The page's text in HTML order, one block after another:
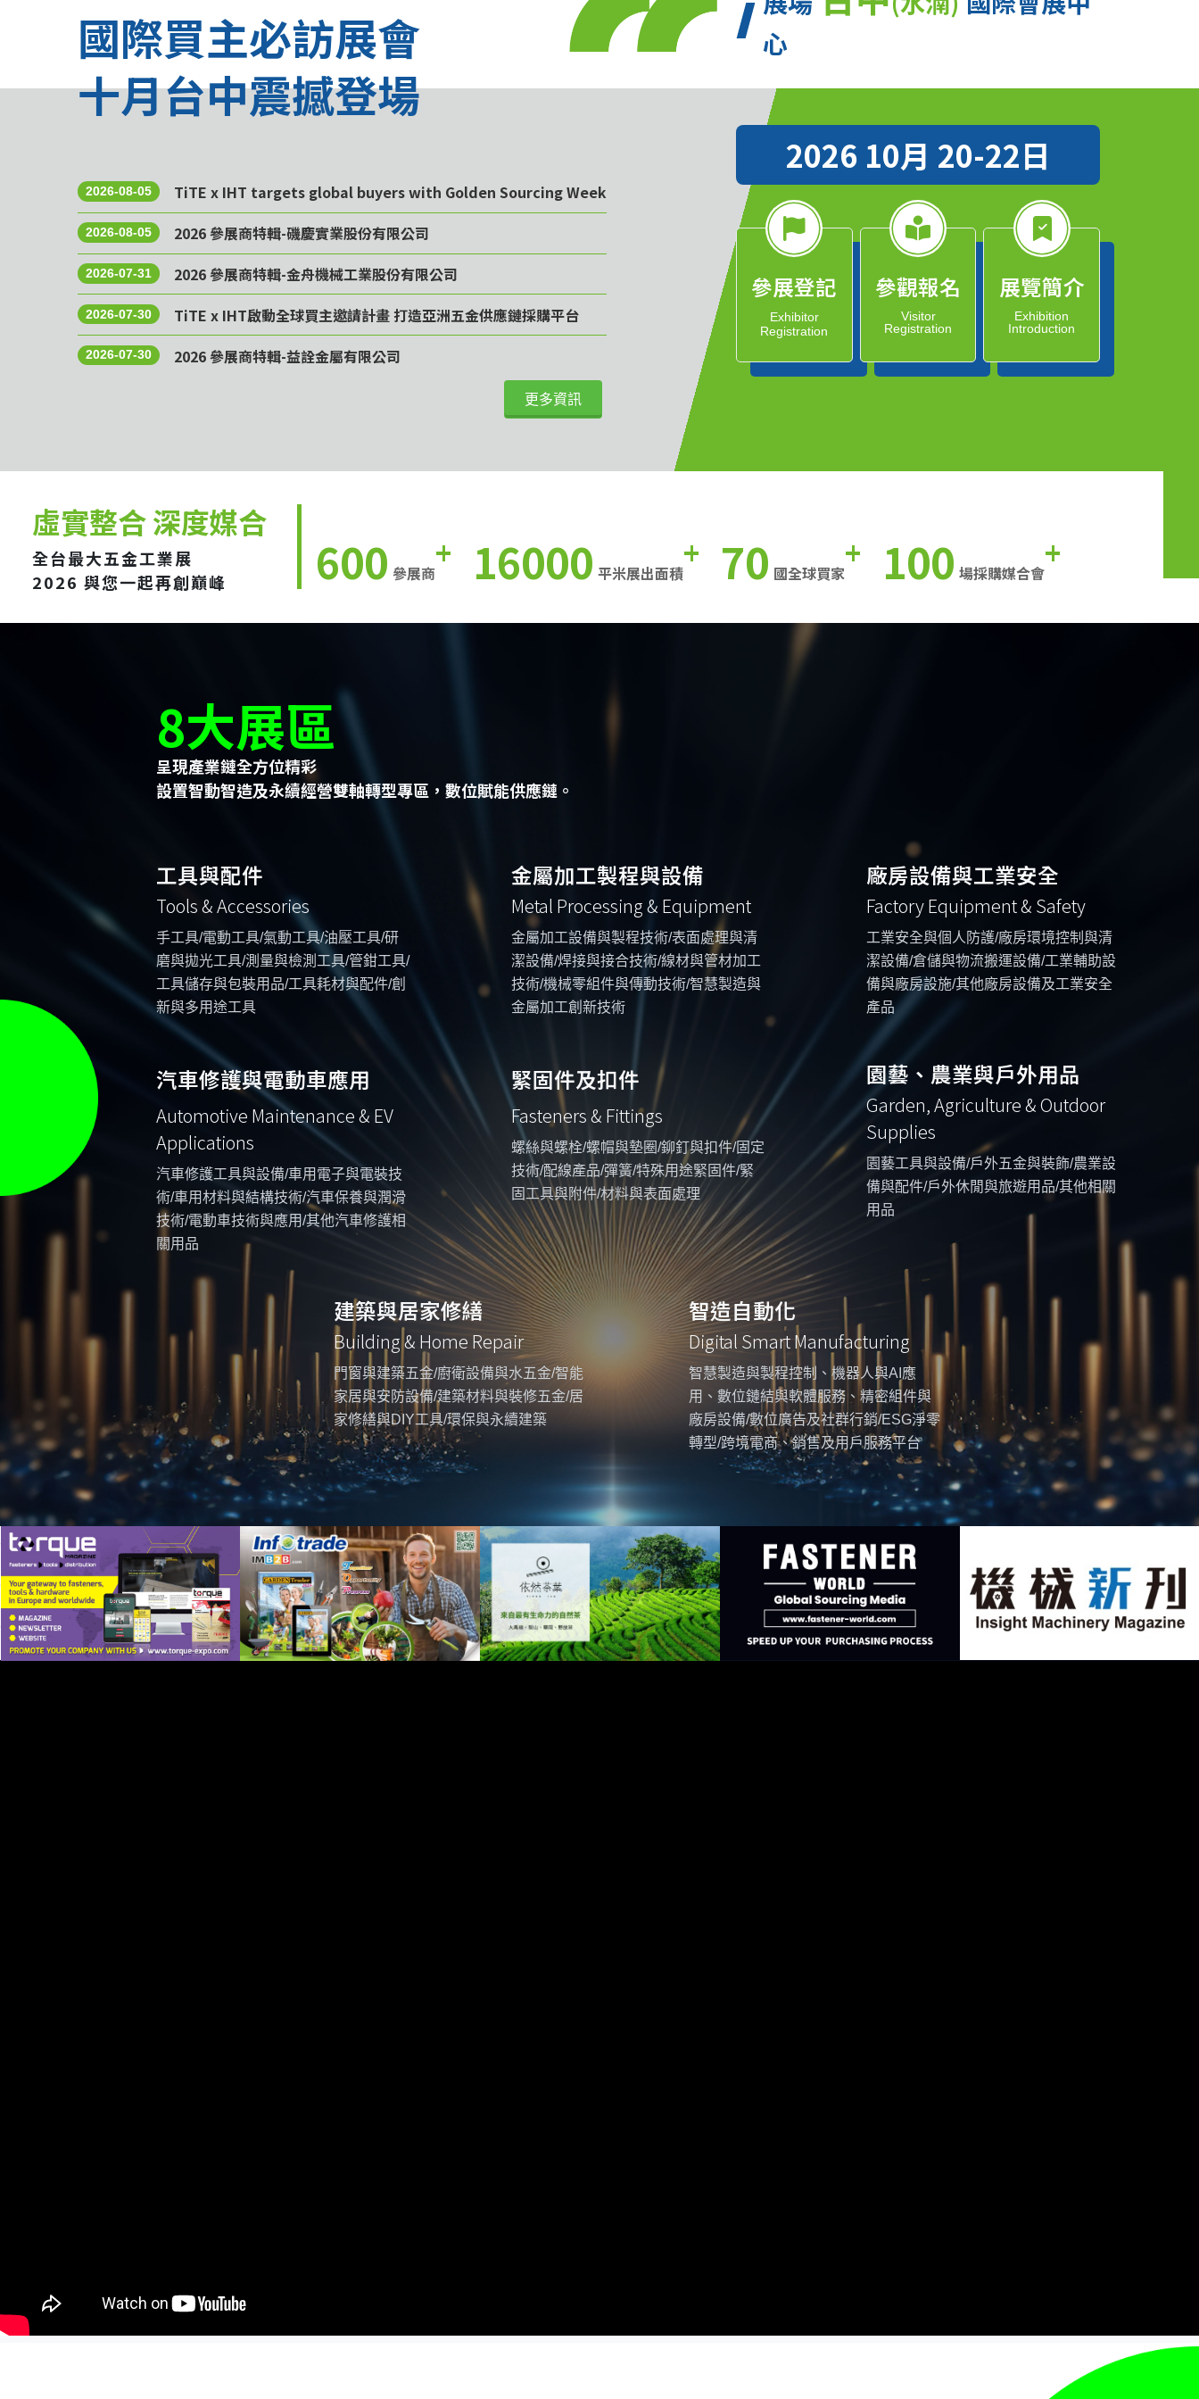
國際買主必訪展會
十月台中震撼登場
2026-08-05 TiTE x IHT targets global buyers with Golden Sourcing Week
2026-08-05 2026 參展商特輯-磯慶實業股份有限公司
2026-07-31 2026 參展商特輯-金舟機械工業股份有限公司
2026-07-30 TiTE x IHT啟動全球買主邀請計畫 打造亞洲五金供應鏈採購平台
2026-07-30 2026 參展商特輯-益詮金屬有限公司
更多資訊
心
2026 10月 20-22日
參展登記
Exhibitor
Registration
參觀報名
Visitor
Registration
展覽簡介
Exhibition
Introduction
虛實整合 深度媒合
全台最大五金工業展
2026 與您一起再創巔峰
600 參展商+ 16000 平米展出面積+ 70 國全球買家+ 100 場採購媒合會+
8大展區
呈現產業鏈全方位精彩
設置智動智造及永續經營雙軸轉型專區，數位賦能供應鏈。
工具與配件
Tools & Accessories
手工具/電動工具/氣動工具/油壓工具/研
磨與拋光工具/測量與檢測工具/管鉗工具/
工具儲存與包裝用品/工具耗材與配件/創
新與多用途工具
金屬加工製程與設備
Metal Processing & Equipment
金屬加工設備與製程技術/表面處理與清
潔設備/焊接與接合技術/線材與管材加工
技術/機械零組件與傳動技術/智慧製造與
金屬加工創新技術
廠房設備與工業安全
Factory Equipment & Safety
工業安全與個人防護/廠房環境控制與清
潔設備/倉儲與物流搬運設備/工業輔助設
備與廠房設施/其他廠房設備及工業安全
產品
汽車修護與電動車應用
Automotive Maintenance & EV
Applications
汽車修護工具與設備/車用電子與電裝技
術/車用材料與結構技術/汽車保養與潤滑
技術/電動車技術與應用/其他汽車修護相
關用品
緊固件及扣件
Fasteners & Fittings
螺絲與螺栓/螺帽與墊圈/鉚釘與扣件/固定
技術/配線產品/彈簧/特殊用途緊固件/緊
固工具與附件/材料與表面處理
園藝、農業與戶外用品
Garden, Agriculture & Outdoor
Supplies
園藝工具與設備/戶外五金與裝飾/農業設
備與配件/戶外休閒與旅遊用品/其他相關
用品
建築與居家修繕
Building & Home Repair
門窗與建築五金/廚衛設備與水五金/智能
家居與安防設備/建築材料與裝修五金/居
家修繕與DIY工具/環保與永續建築
智造自動化
Digital Smart Manufacturing
智慧製造與製程控制、機器人與AI應
用、數位鏈結與軟體服務、精密組件與
廠房設備/數位廣告及社群行銷/ESG淨零
轉型/跨境電商、銷售及用戶服務平台